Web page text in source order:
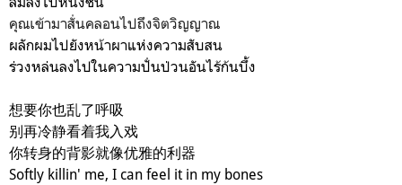
คุณเข้ามาสั่นคลอนไปถึงจิตวิญญาณ
ผลักผมไปยังหน้าผาแห่งความสับสน
ร่วงหล่นลงไปในความปั่นป่วนอันไร้ก้นบึ้ง
想要你也乱了呼吸
别再冷静看着我入戏
你转身的背影就像优雅的利器
Softly killin' me, I can feel it in my bones